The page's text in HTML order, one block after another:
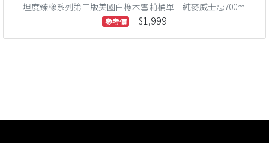
坦度臻橡系列第二版美國白橡木雪莉桶單一純麥威士忌700ml
參考價 $1,999